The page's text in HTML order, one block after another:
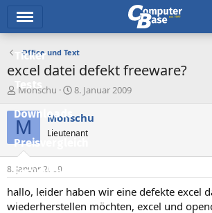
Ticker
Tests
Downloads
Preisvergleich
Forum
Aktuelles
Office und Text
excel datei defekt freeware?
E
s
t
e
e
r
Monschu
E
s
e
t
a
m
8. Januar 2009
M Monschu
Lieutenant
8. Januar 2009
hallo, leider haben wir eine defekte excel
wiederherstellen möchten, excel und